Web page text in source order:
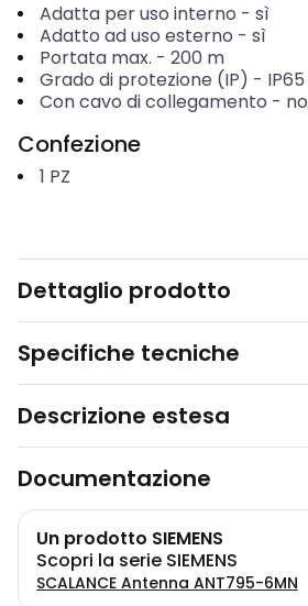
Adatta per uso interno - sì
Adatto ad uso esterno - sì
Portata max. - 200 m
Grado di protezione (IP) - IP65
Con cavo di collegamento - no
Confezione
1 PZ
Dettaglio prodotto
Specifiche tecniche
Descrizione estesa
Documentazione
Un prodotto SIEMENS
Scopri la serie SIEMENS
SCALANCE Antenna ANT795-6MN